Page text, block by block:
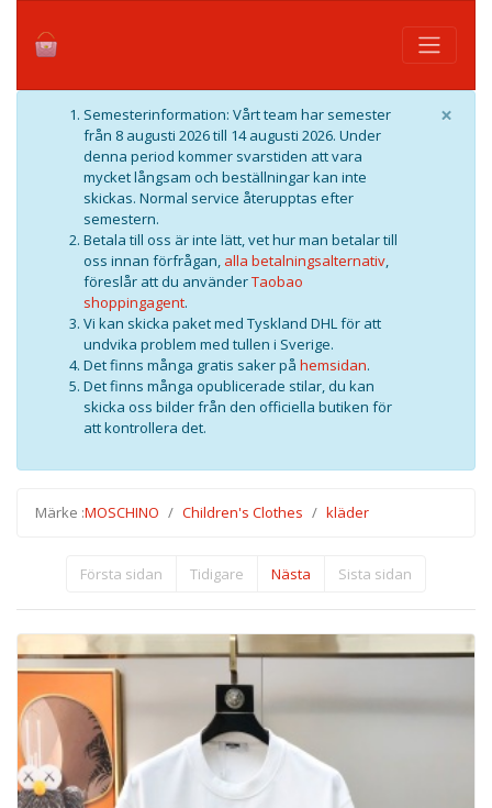
Semesterinformation: Vårt team har semester
från 8 augusti 2026 till 14 augusti 2026. Under
denna period kommer svarstiden att vara
mycket långsam och beställningar kan inte
skickas. Normal service återupptas efter
semestern.
Betala till oss är inte lätt, vet hur man betalar till
oss innan förfrågan, alla betalningsalternativ,
föreslår att du använderTaobao
shoppingagent.
Vi kan skicka paket med Tyskland DHL för att
undvika problem med tullen i Sverige.
Det finns många gratis saker på hemsidan.
Det finns många opublicerade stilar, du kan
skicka oss bilder från den officiella butiken för
att kontrollera det.
×
Märke :MOSCHINO Children's Clothes kläder
Första sidan Tidigare Nästa Sista sidan